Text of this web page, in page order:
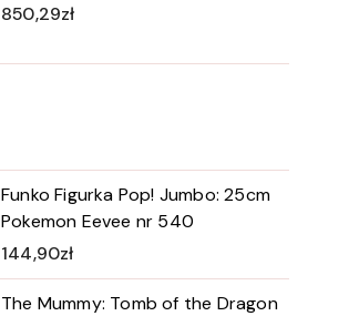
850,29zł
Funko Figurka Pop! Jumbo: 25cm
Pokemon Eevee nr 540
144,90zł
The Mummy: Tomb of the Dragon